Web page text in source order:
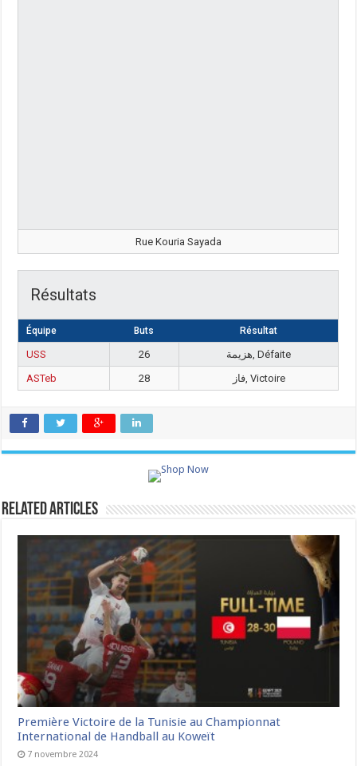
Rue Kouria Sayada
Résultats
Équipe Buts Résultat
USS 26
هزيمة, Défaite
ASTeb
28 فاز, Victoire
Related Articles
Première Victoire de la Tunisie au Championnat
International de Handball au Koweït
7 novembre 2024